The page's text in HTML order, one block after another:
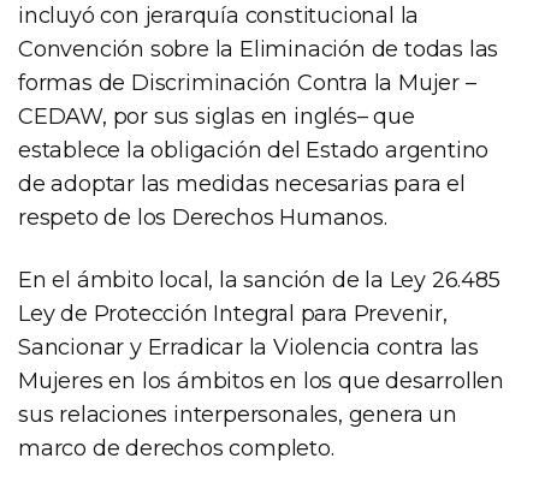
incluyó con jerarquía constitucional la
Convención sobre la Eliminación de todas las
formas de Discriminación Contra la Mujer –
CEDAW, por sus siglas en inglés– que
establece la obligación del Estado argentino
de adoptar las medidas necesarias para el
respeto de los Derechos Humanos.
En el ámbito local, la sanción de la Ley 26.485
Ley de Protección Integral para Prevenir,
Sancionar y Erradicar la Violencia contra las
Mujeres en los ámbitos en los que desarrollen
sus relaciones interpersonales, genera un
marco de derechos completo.